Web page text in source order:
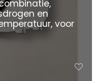
en
voor